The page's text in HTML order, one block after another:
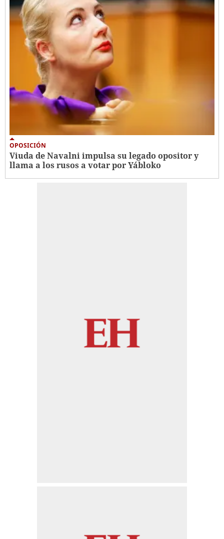
OPOSICIÓN
Viuda de Navalni impulsa su legado opositor y
llama a los rusos a votar por Yábloko